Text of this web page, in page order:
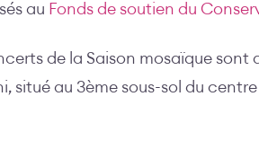
au Fonds de soutien du
de la Saison mosaïque sont
situé au 3ème sous-sol du centre